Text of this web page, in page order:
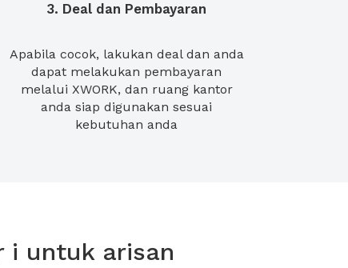
3. Deal dan Pembayaran
Apabila cocok, lakukan deal dan anda
dapat melakukan pembayaran
melalui XWORK, dan ruang kantor
anda siap digunakan sesuai
kebutuhan anda
i untuk arisan